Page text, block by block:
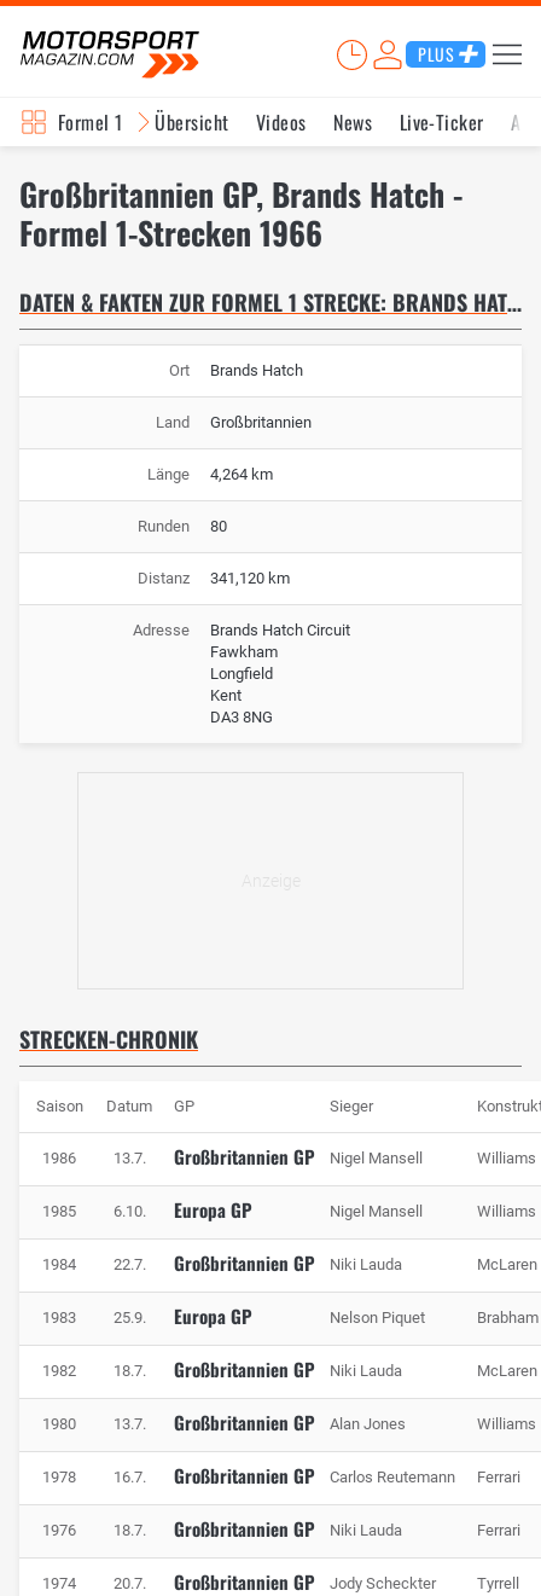
PLUS
Formel 1 Übersicht Videos News Live-Ticker
Großbritannien GP, Brands Hatch -
Formel 1-Strecken 1966
DATEN & FAKTEN ZUR FORMEL 1 STRECKE: BRANDS HATCH
Ort Brands Hatch
Land Großbritannien
Länge 4,264 km
Runden 80
Distanz 341,120 km
Adresse
Brands Hatch Circuit
Fawkham
Longfield
Kent
DA3 8NG
STRECKEN-CHRONIK
Saison Datum GP Sieger
1986 13.7. Großbritannien GP Nigel Mansell Williams
1985 6.10. Europa GP Nigel Mansell Williams
1984 22.7. Großbritannien GP Niki Lauda McLaren
1983 25.9. Europa GP Nelson Piquet Brabham
1982 18.7. Großbritannien GP Niki Lauda McLaren
1980 13.7. Großbritannien GP Alan Jones Williams
1978 16.7. Großbritannien GP Carlos Reutemann Ferrari
1976 18.7. Großbritannien GP Niki Lauda Ferrari
1974 20.7. Großbritannien GP Jody Scheckter Tyrrell